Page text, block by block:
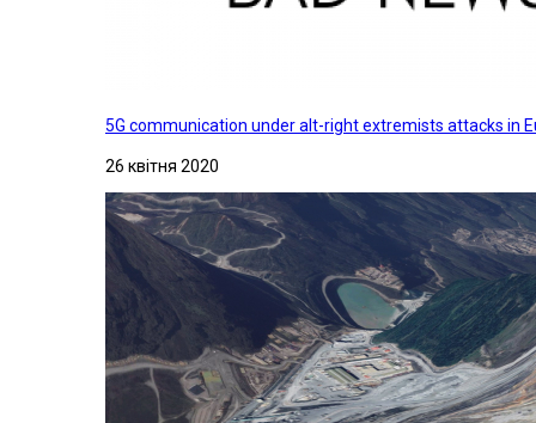
5G communication under alt-right extremists attacks in
26 квітня 2020